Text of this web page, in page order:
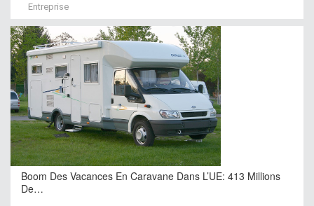
Entreprise
Boom Des Vacances En Caravane Dans L’UE: 413 Millions
De…